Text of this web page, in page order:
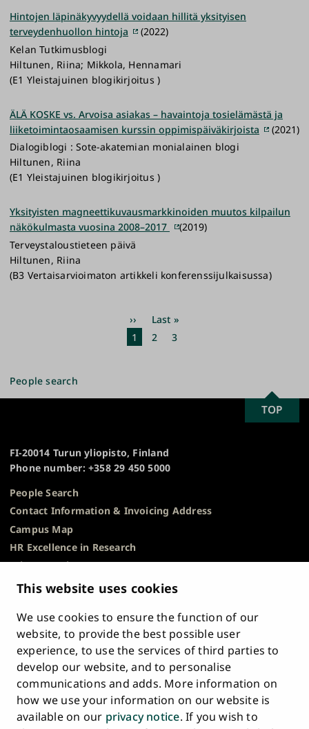
This website uses cookies
We use cookies to ensure the function of our
website, to provide the best possible user
experience, to use the services of third parties to
develop our website, and to personalise
communications and adds. More information on
how we use your information on our website is
available on our privacy notice. If you wish to
Hintojen läpinäkyvyydellä voidaan hillitä yksityisen
terveydenhuollon hintoja
(2022)
Kelan Tutkimusblogi
Hiltunen, Riina; Mikkola, Hennamari
(E1 Yleistajuinen blogikirjoitus )
ÄLÄ KOSKE vs. Arvoisa asiakas – havaintoja tosielämästä ja
liiketoimintaosaamisen kurssin oppimispäiväkirjoista
(2021)
Dialogiblogi : Sote-akatemian monialainen blogi
Hiltunen, Riina
(E1 Yleistajuinen blogikirjoitus )
Yksityisten magneettikuvausmarkkinoiden muutos kilpailun
näkökulmasta vuosina 2008–2017
(2019)
Terveystaloustieteen päivä
Hiltunen, Riina
(B3 Vertaisarvioimaton artikkeli konferenssijulkaisussa)
Next
page
››
Last
page
Last »
Current
1 Page
2 Page
3
People search
FI-20014 Turun yliopisto, Finland
Phone number: +358 29 450 5000
People Search
Contact Information & Invoicing Address
Campus Map
HR Excellence in Research
Privacy Notice
Description of Document Publicity & Information
Requests
Whistleblowing
Accessibility Statement
Feedback
Intranet & Online Tools
Cookie Settings
SCROLL
TO
TOP